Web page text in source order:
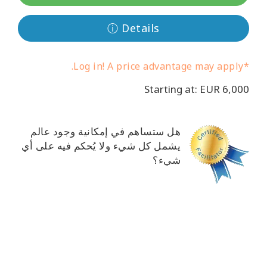
ⓘ Details
*Log in! A price advantage may apply.
Starting at: EUR 6,000
هل ستساهم في إمكانية وجود عالم
يشمل كل شيء ولا يُحكم فيه على أي
شيء؟